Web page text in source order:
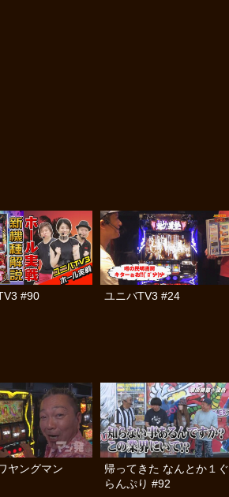
#90 ユニバTV3 #24
ヤングマン
帰ってきた なんとか１ぐ
らんぷり #92